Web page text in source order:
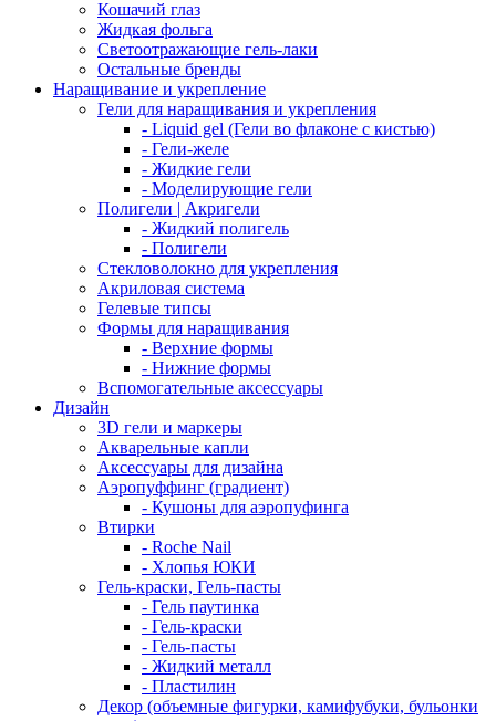
Кошачий глаз
Жидкая фольга
Светоотражающие гель-лаки
Остальные бренды
Наращивание и укрепление
Гели для наращивания и укрепления
- Liquid gel (Гели во флаконе с кистью)
- Гели-желе
- Жидкие гели
- Моделирующие гели
Полигели | Акригели
- Жидкий полигель
- Полигели
Стекловолокно для укрепления
Акриловая система
Гелевые типсы
Формы для наращивания
- Верхние формы
- Нижние формы
Вспомогательные аксессуары
Дизайн
3D гели и маркеры
Акварельные капли
Аксессуары для дизайна
Аэропуффинг (градиент)
- Кушоны для аэропуфинга
Втирки
- Roche Nail
- Хлопья ЮКИ
Гель-краски, Гель-пасты
- Гель паутинка
- Гель-краски
- Гель-пасты
- Жидкий металл
- Пластилин
Декор (объемные фигурки, камифубуки, бульонки